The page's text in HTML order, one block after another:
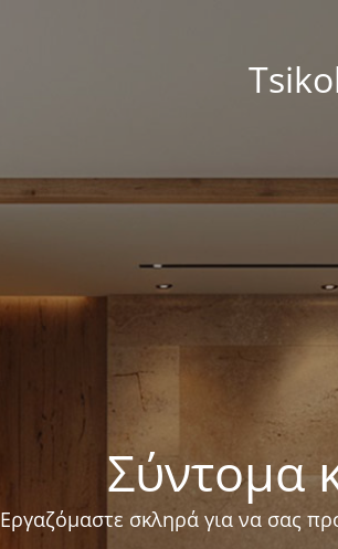
Σύντομα
Εργαζόμαστε σκληρά για να σας